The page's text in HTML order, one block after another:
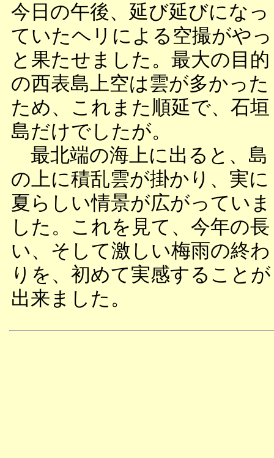
今日の午後、延び延びになっ
ていたヘリによる空撮がやっ
と果たせました。最大の目的
の西表島上空は雲が多かった
ため、これまた順延で、石垣
島だけでしたが。
最北端の海上に出ると、島
の上に積乱雲が掛かり、実に
夏らしい情景が広がっていま
した。これを見て、今年の長
い、そして激しい梅雨の終わ
りを、初めて実感することが
出来ました。